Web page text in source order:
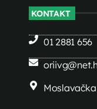
KONTAKT
01 2881 656
Moslavačka